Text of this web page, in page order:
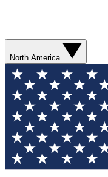
North America